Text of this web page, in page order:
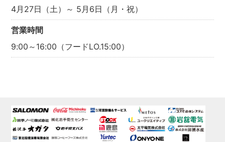
4月27日（土）～ 5月6日（月・祝）
営業時間
9:00～16:00（フードLO.15:00）